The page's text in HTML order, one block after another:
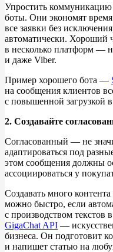
Упростить коммуникацию
боты. Они экономят
все заявки без
автоматически. Хороший
в несколько платформ —
и даже Viber.
Пример хорошего бота —
на сообщения клиентов
с повышенной загрузкой в
2. Создавайте
Согласованный — не
адаптироваться под
этом сообщения должны
ассоциироваться у
Создавать много
можно быстро, если
с производством текстов в
GigaChat API —
бизнеса. Он подготовит
и напишет статью на